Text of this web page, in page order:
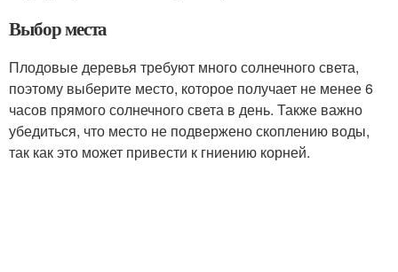
Выбор места
Плодовые деревья требуют много солнечного света,
поэтому выберите место, которое получает не менее 6
часов прямого солнечного света в день. Также важно
убедиться, что место не подвержено скоплению воды,
так как это может привести к гниению корней.